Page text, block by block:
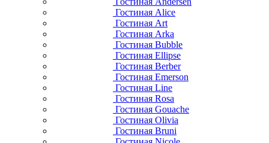
Гостиная Alice
Гостиная Art
Гостиная Arka
Гостиная Bubble
Гостиная Ellipse
Гостиная Berber
Гостиная Emerson
Гостиная Line
Гостиная Rosa
Гостиная Gouache
Гостиная Olivia
Гостиная Bruni